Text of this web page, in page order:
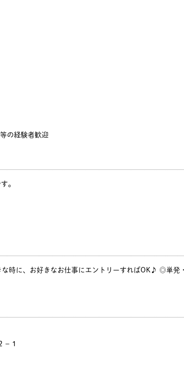
の経験者歓迎
。
時に、お好きなお仕事にエントリーすればOK♪ ◎単発
１